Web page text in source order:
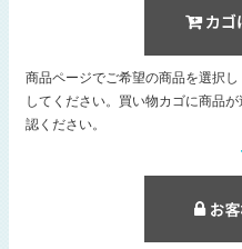
商品ページでご希望の商品を選択
してください。買い物カゴに商品
認ください。